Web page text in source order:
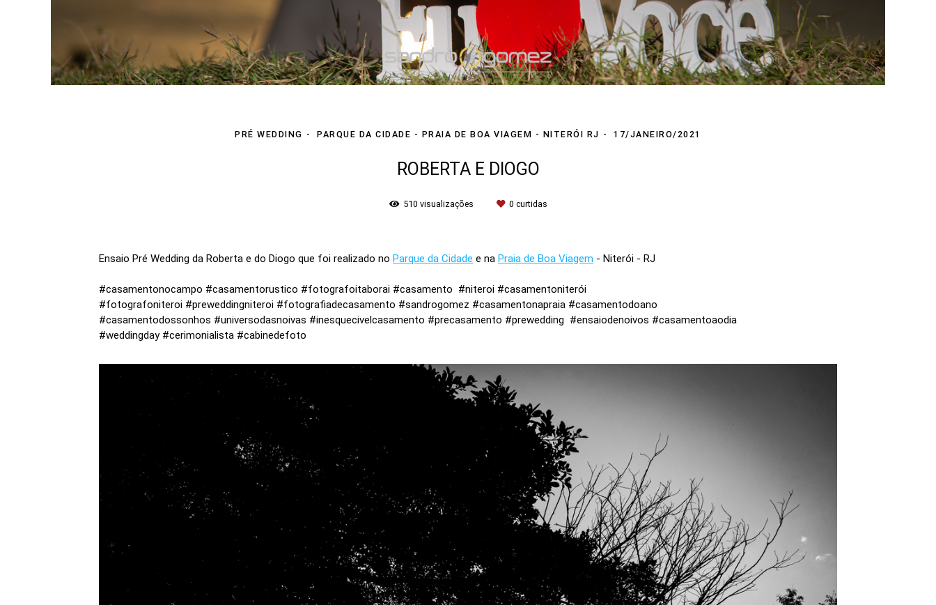
PRÉ WEDDING PARQUE DA CIDADE - PRAIA DE BOA VIAGEM - NITERÓI RJ 17/JANEIRO/2021
ROBERTA E DIOGO
510 visualizações 0 curtidas
Ensaio Pré Wedding da Roberta e do Diogo que foi realizado no Parque da Cidade e na Praia de Boa Viagem - Niterói - RJ
#casamentonocampo #casamentorustico #fotografoitaborai #casamento #niteroi #casamentoniterói
#fotografoniteroi #preweddingniteroi #fotografiadecasamento #sandrogomez #casamentonapraia #casamentodoano
#casamentodossonhos #universodasnoivas #inesquecivelcasamento #precasamento #prewedding #ensaiodenoivos #casamentoaodia
#weddingday #cerimonialista #cabinedefoto